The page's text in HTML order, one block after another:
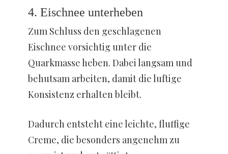
4. Eischnee unterheben
Zum Schluss den geschlagenen
Eischnee vorsichtig unter die
Quarkmasse heben. Dabei langsam und
behutsam arbeiten, damit die luftige
Konsistenz erhalten bleibt.
Dadurch entsteht eine leichte, fluffige
Creme, die besonders angenehm zu